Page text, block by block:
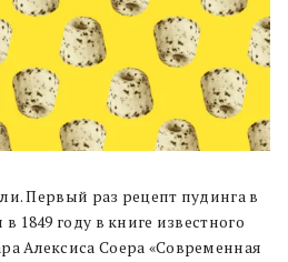
Первый раз рецепт пудинга в
1849 году в книге известного
Алексиса Соера «Современная